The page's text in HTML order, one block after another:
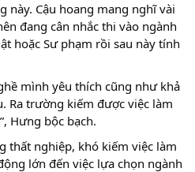
này. Cậu hoang mang nghĩ vài
đang cân nhắc thi vào ngành
hoặc Sư phạm rồi sau này tính
mình yêu thích cũng như khả
Ra trường kiếm được việc làm
Hưng bộc bạch.
thất nghiệp, khó kiếm việc làm
lớn đến việc lựa chọn ngành